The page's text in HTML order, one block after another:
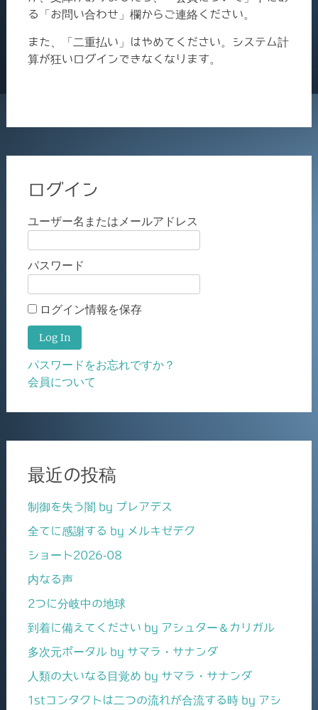
る「お問い合わせ」欄からご連絡ください。
また、「二重払い」はやめてください。システム計
算が狂いログインできなくなります。
ログイン
ユーザー名またはメールアドレス
パスワード
ログイン情報を保存
パスワードをお忘れですか？
会員について
最近の投稿
制御を失う闇 by プレアデス
全てに感謝する by メルキゼデク
ショート2026-08
内なる声
2つに分岐中の地球
到着に備えてください by アシュター＆カリガル
多次元ポータル by サマラ・サナンダ
人類の大いなる目覚め by サマラ・サナンダ
1stコンタクトは二つの流れが合流する時 by アシ